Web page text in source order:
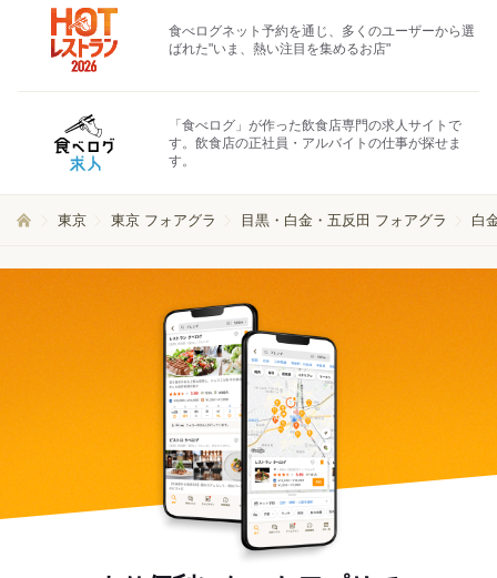
食べログネット予約を通じ、多くのユーザーから選
ばれた"いま、熱い注目を集めるお店"
「食べログ」が作った飲食店専門の求人サイトで
す。飲食店の正社員・アルバイトの仕事が探せま
す。
東京 東京 フォアグラ 目黒・白金・五反田 フォアグラ 白